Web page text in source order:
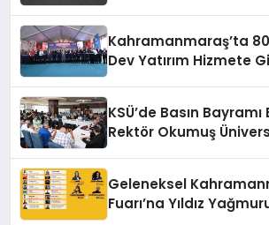
Kahramanmaraş’ta
Dev Yatırım Hizmete
KSÜ’de Basın Bayramı
Rektör Okumuş
Geleneksel
Fuarı’na Yıldız